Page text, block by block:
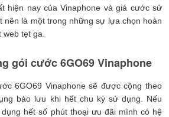
hiện nay của Vinaphone và giá cước sử
nên là một trong những sự lựa chọn hoàn
tẹt ga.
gói cước 6GO69 Vinaphone
6GO69 Vinaphone sẽ được cộng theo
bảo lưu khi hết chu kỳ sử dụng. Nếu
hết số phút thoại ưu đãi mình có hệ